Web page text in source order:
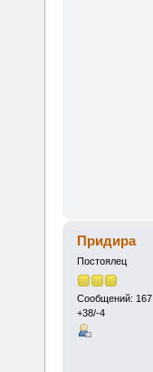
Придира
Постоялец
Сообщений: 167
+38/-4